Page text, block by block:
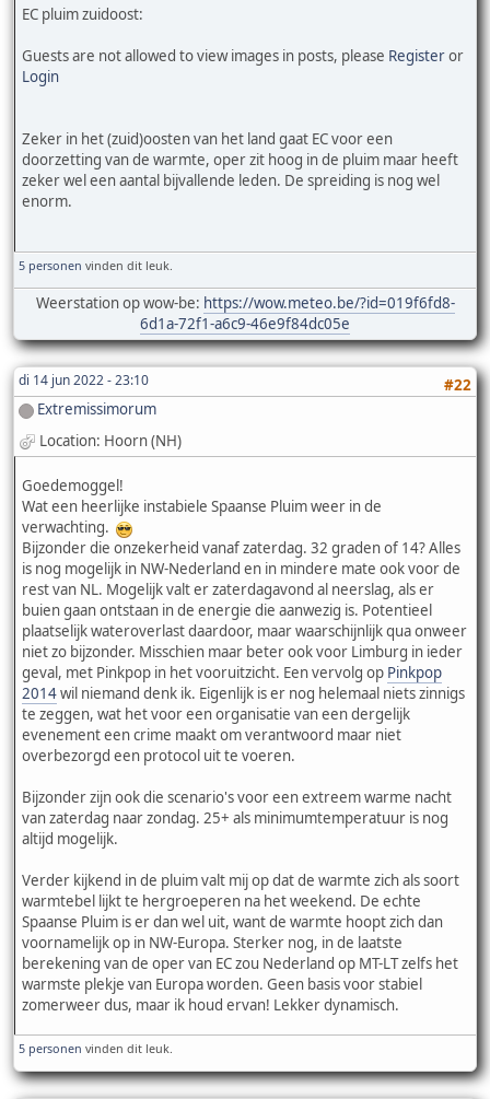
EC pluim zuidoost:
Guests are not allowed to view images in posts, please Registeror
Login
Zeker in het (zuid)oosten van het land gaat EC voor een
doorzetting van de warmte, oper zit hoog in de pluim maar heeft
zeker wel een aantal bijvallende leden. De spreiding is nog wel
enorm.
5 personen vinden dit leuk.
Weerstation op wow-be: https://wow.meteo.be/?id=019f6fd8-
6d1a-72f1-a6c9-46e9f84dc05e
di 14 jun 2022 - 23:10
#22
Extremissimorum
Location: Hoorn (NH)
Goedemoggel!
Wat een heerlijke instabiele Spaanse Pluim weer in de
verwachting.
Bijzonder die onzekerheid vanaf zaterdag. 32 graden of 14? Alles
is nog mogelijk in NW-Nederland en in mindere mate ook voor de
rest van NL. Mogelijk valt er zaterdagavond al neerslag, als er
buien gaan ontstaan in de energie die aanwezig is. Potentieel
plaatselijk wateroverlast daardoor, maar waarschijnlijk qua onweer
niet zo bijzonder. Misschien maar beter ook voor Limburg in ieder
geval, met Pinkpop in het vooruitzicht. Een vervolg op Pinkpop
2014wil niemand denk ik. Eigenlijk is er nog helemaal niets zinnigs
te zeggen, wat het voor een organisatie van een dergelijk
evenement een crime maakt om verantwoord maar niet
overbezorgd een protocol uit te voeren.
Bijzonder zijn ook die scenario's voor een extreem warme nacht
van zaterdag naar zondag. 25+ als minimumtemperatuur is nog
altijd mogelijk.
Verder kijkend in de pluim valt mij op dat de warmte zich als soort
warmtebel lijkt te hergroeperen na het weekend. De echte
Spaanse Pluim is er dan wel uit, want de warmte hoopt zich dan
voornamelijk op in NW-Europa. Sterker nog, in de laatste
berekening van de oper van EC zou Nederland op MT-LT zelfs het
warmste plekje van Europa worden. Geen basis voor stabiel
zomerweer dus, maar ik houd ervan! Lekker dynamisch.
5 personen vinden dit leuk.